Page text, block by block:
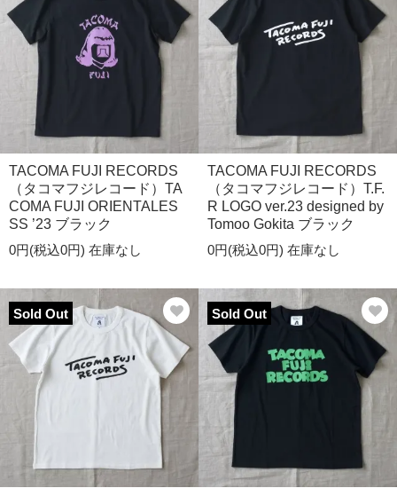
TACOMA FUJI RECORDS
（タコマフジレコード）TA
COMA FUJI ORIENTALES
SS ’23 ブラック
0円(税込0円) 在庫なし
TACOMA FUJI RECORDS
（タコマフジレコード）T.F.
R LOGO ver.23 designed by
Tomoo Gokita ブラック
0円(税込0円) 在庫なし
Sold Out Sold Out